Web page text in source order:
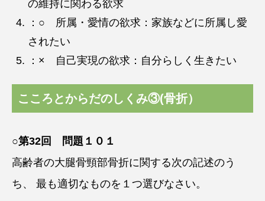
の維持に関わる欲求
：○ 所属・愛情の欲求：家族などに所属し愛
されたい
：× 自己実現の欲求：自分らしく生きたい
こころとからだのしくみ③(骨折）
○第32回 問題１０１
高齢者の大腿骨頸部骨折に関する次の記述のう
ち、 最も適切なものを１つ選びなさい。